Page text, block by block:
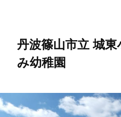
移
動
動
丹波篠山市立 城
み幼稚園